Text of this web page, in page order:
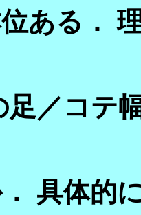
ある．
足／コテ
具体的